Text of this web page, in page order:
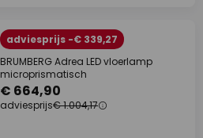
adviesprijs -€ 339,27
BRUMBERG Adrea LED vloerlamp
microprismatisch
€ 664,90
adviesprijs€ 1.004,17